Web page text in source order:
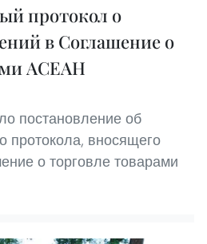
протокол о
в Соглашение о
АСЕАН
постановление об
протокола, вносящего
о торговле товарами